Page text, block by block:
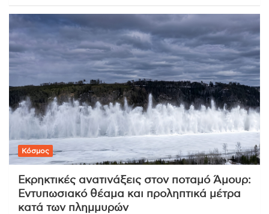
Κόσμος
Εκρηκτικές ανατινάξεις στον ποταμό Άμουρ:
Εντυπωσιακό θέαμα και προληπτικά μέτρα
κατά των πλημμυρών